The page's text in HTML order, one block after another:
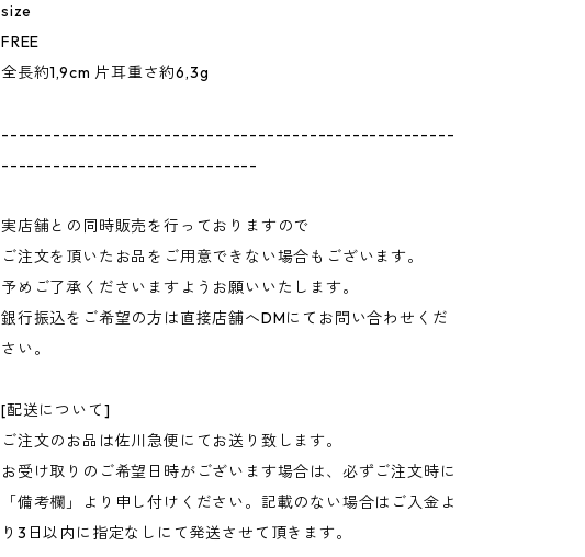
size
FREE
全長約1,9cm 片耳重さ約6,3g
-----------------------------------------------------
------------------------------
実店舗との同時販売を行っておりますので
ご注文を頂いたお品をご用意できない場合もございます。
予めご了承くださいますようお願いいたします。
銀行振込をご希望の方は直接店舗へDMにてお問い合わせくだ
さい。
[配送について]
ご注文のお品は佐川急便にてお送り致します。
お受け取りのご希望日時がございます場合は、必ずご注文時に
「備考欄」より申し付けください。記載のない場合はご入金よ
り3日以内に指定なしにて発送させて頂きます。